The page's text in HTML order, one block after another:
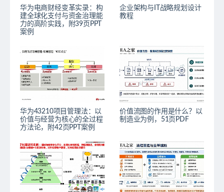
华为电商财经变革实录：构
建全球化支付与资金治理能
力的高阶实践，附39页PPT
案例
企业架构与IT战略规划设计
教程
华为43210项目管理法：以
价值与经营为核心的全过程
方法论，附42页PPT案例
价值流图的作用是什么？以
制造业为例，51页PDF